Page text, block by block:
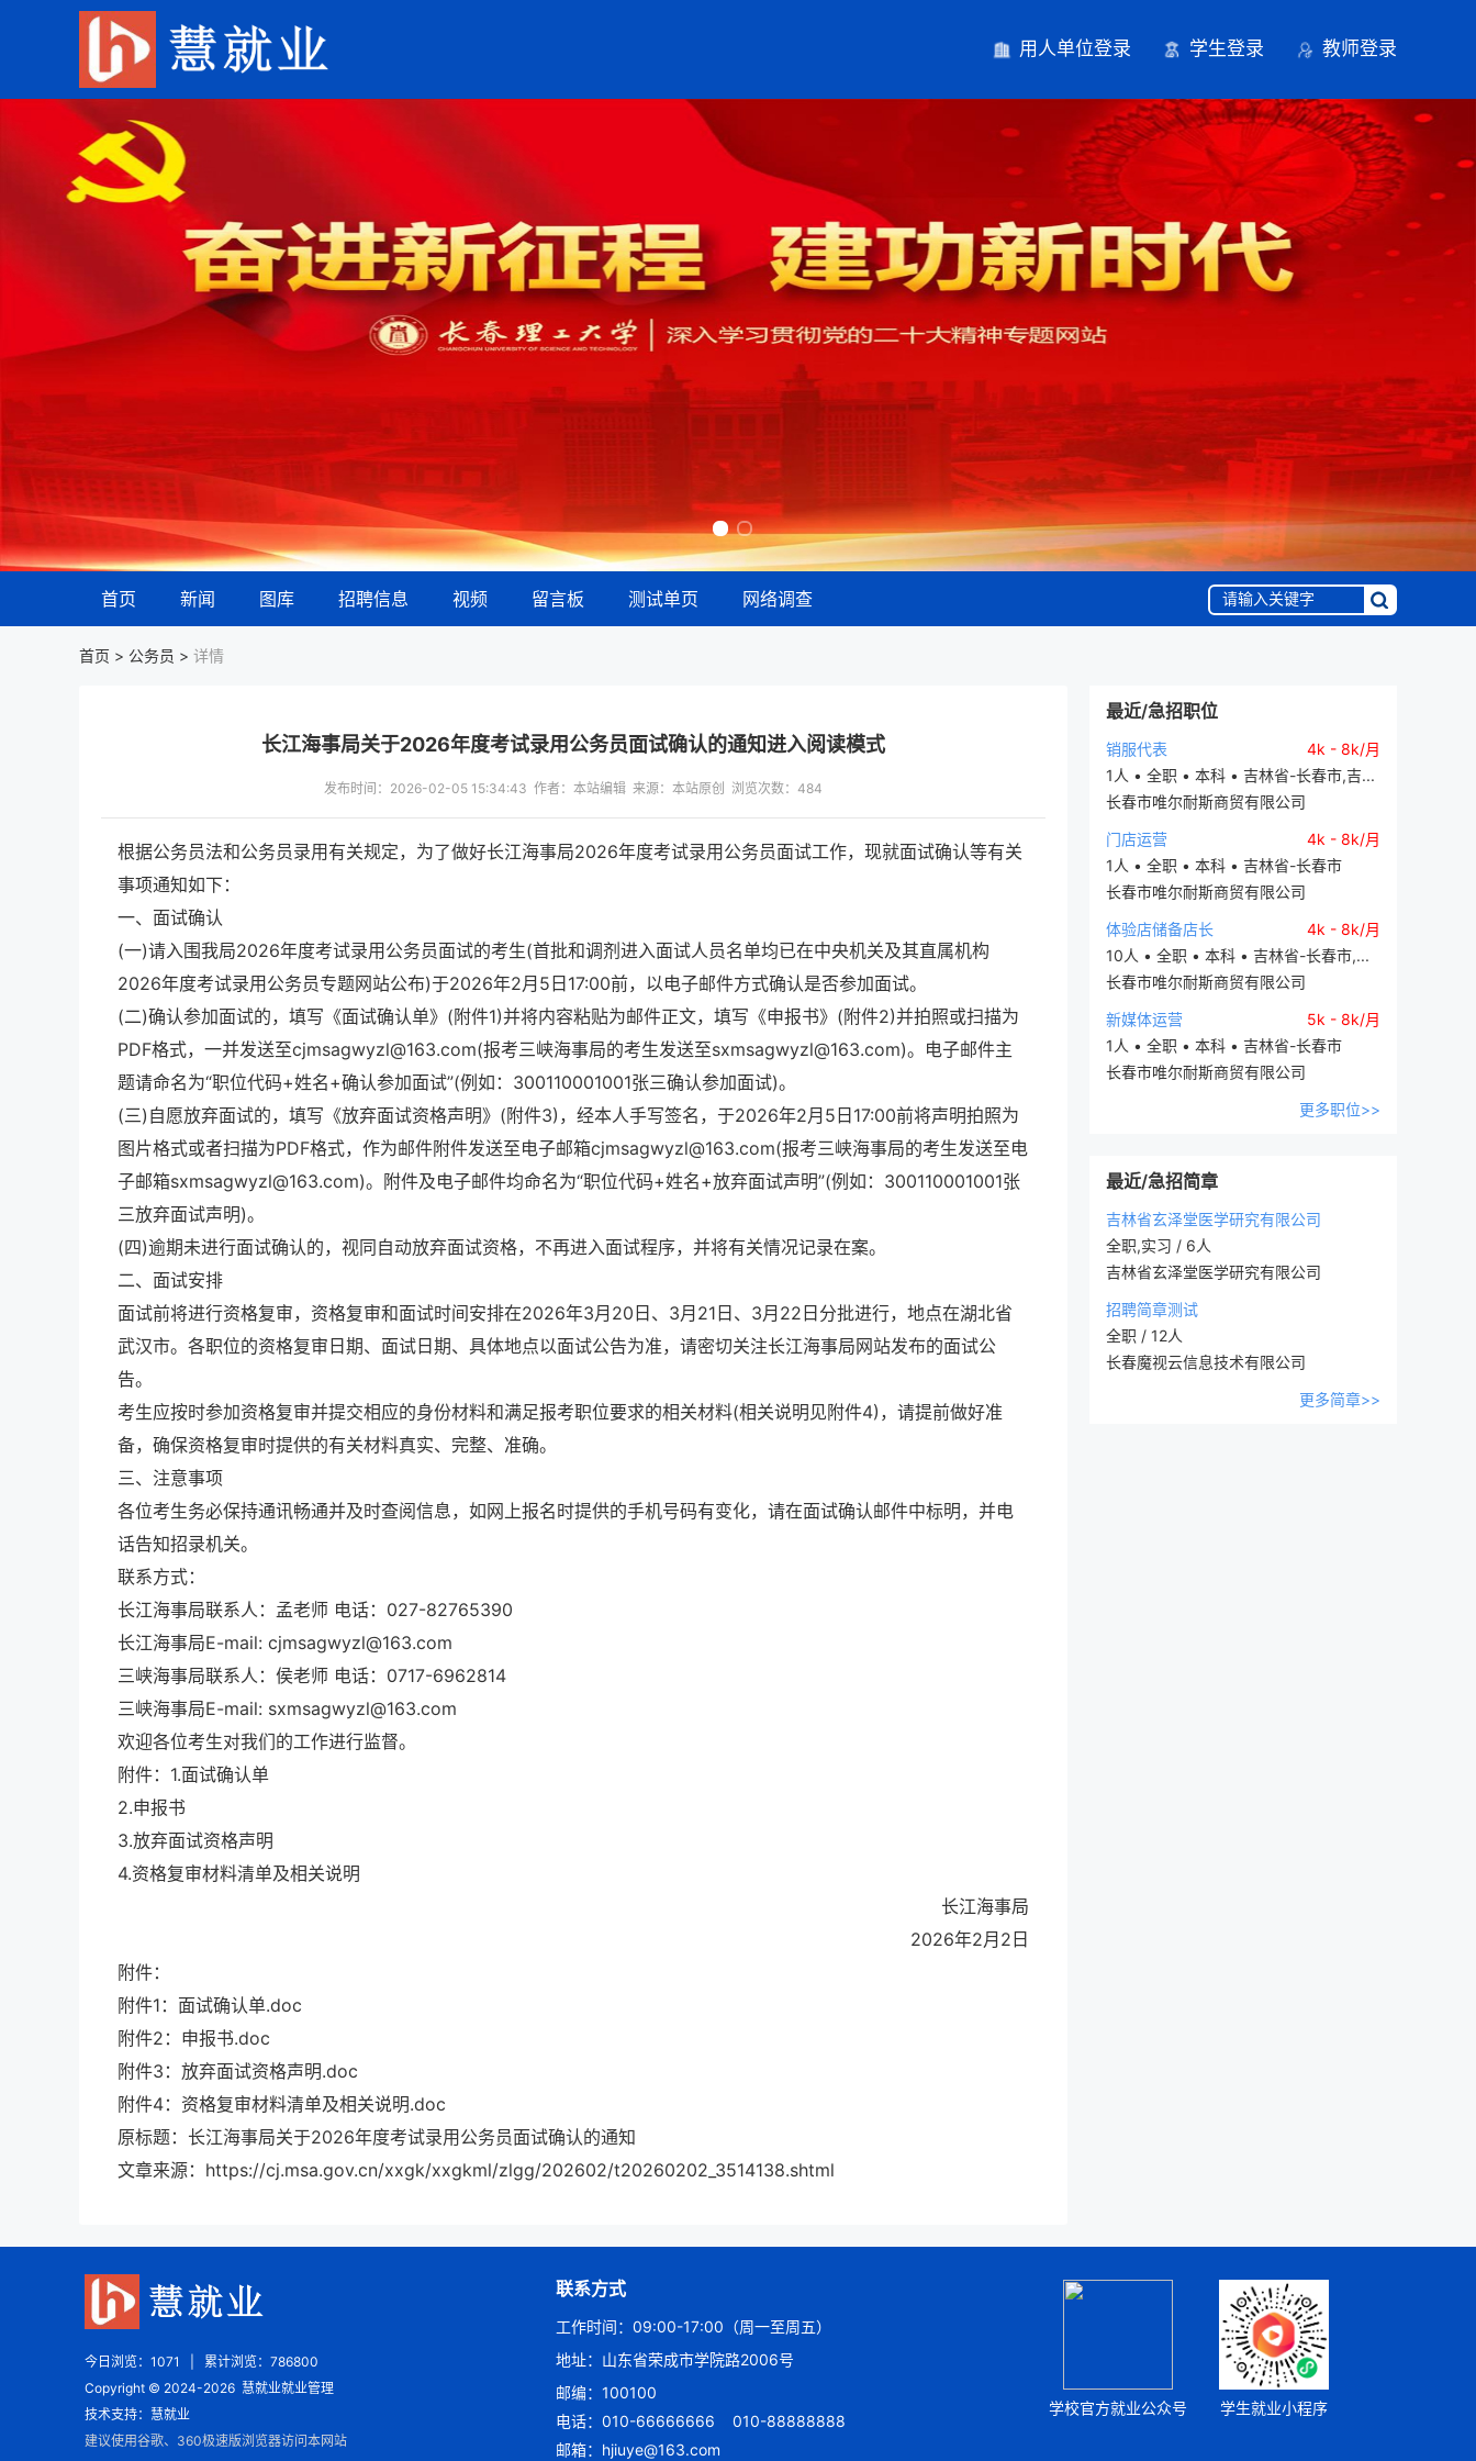
用人单位登录 学生登录 教师登录
首页 新闻 图库 招聘信息 视频 留言板 测试单页 网络调查
首页 > 公务员 > 详情
最近/急招职位
销服代表
4k - 8k/月
1人 • 全职 • 本科 • 吉林省-长春市,吉...
长春市唯尔耐斯商贸有限公司
门店运营
4k - 8k/月
1人 • 全职 • 本科 • 吉林省-长春市
长春市唯尔耐斯商贸有限公司
体验店储备店长
4k - 8k/月
10人 • 全职 • 本科 • 吉林省-长春市,...
长春市唯尔耐斯商贸有限公司
新媒体运营
5k - 8k/月
1人 • 全职 • 本科 • 吉林省-长春市
长春市唯尔耐斯商贸有限公司
更多职位>>
最近/急招简章
吉林省玄泽堂医学研究有限公司
全职,实习 / 6人
吉林省玄泽堂医学研究有限公司
招聘简章测试
全职 / 12人
长春魔视云信息技术有限公司
更多简章>>
长江海事局关于2026年度考试录用公务员面试确认的通知进入阅读模式
发布时间：2026-02-05 15:34:43 作者：本站编辑 来源：本站原创 浏览次数： 484
根据公务员法和公务员录用有关规定，为了做好长江海事局2026年度考试录用公务员面试工作，现就面试确认等有关
事项通知如下：
一、面试确认
(一)请入围我局2026年度考试录用公务员面试的考生(首批和调剂进入面试人员名单均已在中央机关及其直属机构
2026年度考试录用公务员专题网站公布)于2026年2月5日17:00前，以电子邮件方式确认是否参加面试。
(二)确认参加面试的，填写《面试确认单》(附件1)并将内容粘贴为邮件正文，填写《申报书》(附件2)并拍照或扫描为
PDF格式，一并发送至cjmsagwyzl@163.com(报考三峡海事局的考生发送至sxmsagwyzl@163.com)。电子邮件主
题请命名为“职位代码+姓名+确认参加面试”(例如：300110001001张三确认参加面试)。
(三)自愿放弃面试的，填写《放弃面试资格声明》(附件3)，经本人手写签名，于2026年2月5日17:00前将声明拍照为
图片格式或者扫描为PDF格式，作为邮件附件发送至电子邮箱cjmsagwyzl@163.com(报考三峡海事局的考生发送至电
子邮箱sxmsagwyzl@163.com)。附件及电子邮件均命名为“职位代码+姓名+放弃面试声明”(例如：300110001001张
三放弃面试声明)。
(四)逾期未进行面试确认的，视同自动放弃面试资格，不再进入面试程序，并将有关情况记录在案。
二、面试安排
面试前将进行资格复审，资格复审和面试时间安排在2026年3月20日、3月21日、3月22日分批进行，地点在湖北省
武汉市。各职位的资格复审日期、面试日期、具体地点以面试公告为准，请密切关注长江海事局网站发布的面试公
告。
考生应按时参加资格复审并提交相应的身份材料和满足报考职位要求的相关材料(相关说明见附件4)，请提前做好准
备，确保资格复审时提供的有关材料真实、完整、准确。
三、注意事项
各位考生务必保持通讯畅通并及时查阅信息，如网上报名时提供的手机号码有变化，请在面试确认邮件中标明，并电
话告知招录机关。
联系方式：
长江海事局联系人：孟老师 电话：027-82765390
长江海事局E-mail: cjmsagwyzl@163.com
三峡海事局联系人：侯老师 电话：0717-6962814
三峡海事局E-mail: sxmsagwyzl@163.com
欢迎各位考生对我们的工作进行监督。
附件：1.面试确认单
2.申报书
3.放弃面试资格声明
4.资格复审材料清单及相关说明
长江海事局
2026年2月2日
附件：
附件1：面试确认单.doc
附件2：申报书.doc
附件3：放弃面试资格声明.doc
附件4：资格复审材料清单及相关说明.doc
原标题：长江海事局关于2026年度考试录用公务员面试确认的通知
文章来源：https://cj.msa.gov.cn/xxgk/xxgkml/zlgg/202602/t20260202_3514138.shtml
今日浏览： 1071 累计浏览： 786800
Copyright © 2024-2026 慧就业就业管理
技术支持：慧就业
建议使用谷歌、360极速版浏览器访问本网站
联系方式
工作时间：09:00-17:00（周一至周五）
地址：山东省荣成市学院路2006号
邮编：100100
电话：010-66666666
010-88888888
邮箱：hjiuye@163.com
学校官方就业公众号 学生就业小程序